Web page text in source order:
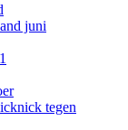
juni
tegen